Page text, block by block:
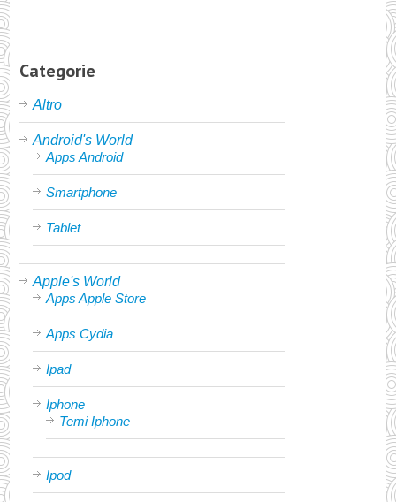
Categorie
Altro
Android's World
Apps Android
Smartphone
Tablet
Apple's World
Apps Apple Store
Apps Cydia
Ipad
Iphone
Temi Iphone
Ipod